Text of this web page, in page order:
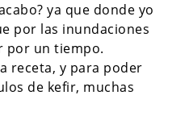
ya que donde yo
por las inundaciones
por un tiempo.
receta, y para poder
de kefir, muchas